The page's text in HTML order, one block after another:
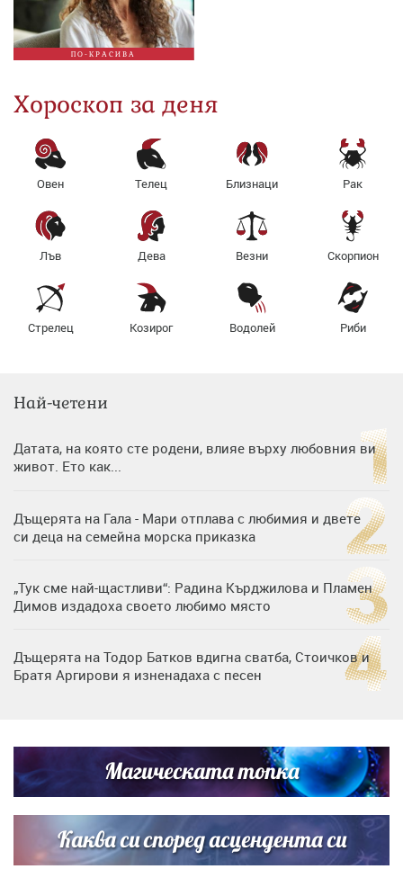
ПО-КРАСИВА
Хороскоп за деня
Овен Телец Близнаци Рак
Лъв Дева Везни Скорпион
Стрелец Козирог Водолей Риби
Най-четени
Датата, на която сте родени, влияе върху любовния ви
живот. Ето как...
Дъщерята на Гала - Мари отплава с любимия и двете
си деца на семейна морска приказка
„Тук сме най-щастливи“: Радина Кърджилова и Пламен
Димов издадоха своето любимо място
Дъщерята на Тодор Батков вдигна сватба, Стоичков и
Братя Аргирови я изненадаха с песен
Списъкът е ясен: Джей Ло и Риана във ВИП гостите на
сватбата на Роналдо
Магическата топка
Каква си според асцендента си